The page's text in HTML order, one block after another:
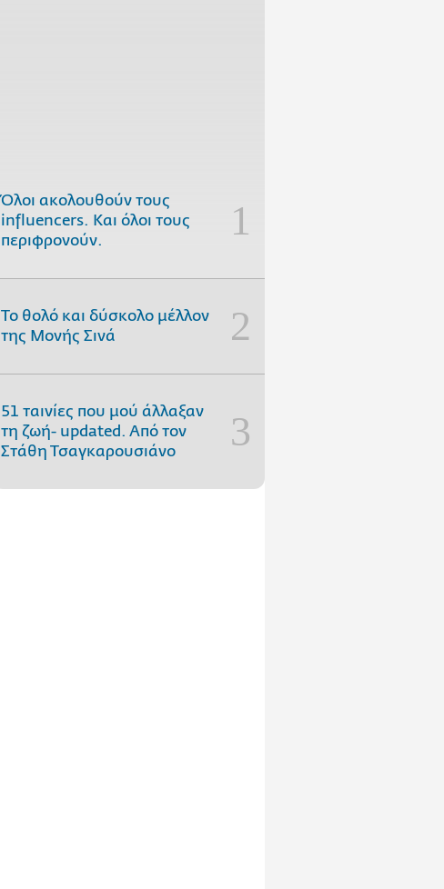
Όλοι ακολουθούν τους
influencers. Και όλοι τους
περιφρονούν.
Το θολό και δύσκολο μέλλον
της Μονής Σινά
51 ταινίες που μού άλλαξαν
τη ζωή- updated. Aπό τον
Στάθη Τσαγκαρουσιάνο